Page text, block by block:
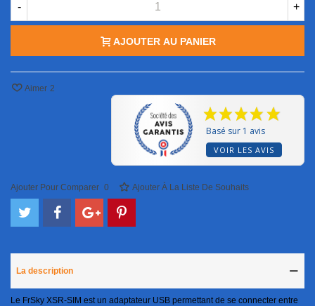
- +
AJOUTER AU PANIER
Basé sur 1 avis
VOIR LES AVIS
Aimer 2
Ajouter Pour Comparer 0 Ajouter À La Liste De Souhaits
La description
Le FrSky XSR-SIM est un adaptateur USB permettant de se connecter entre